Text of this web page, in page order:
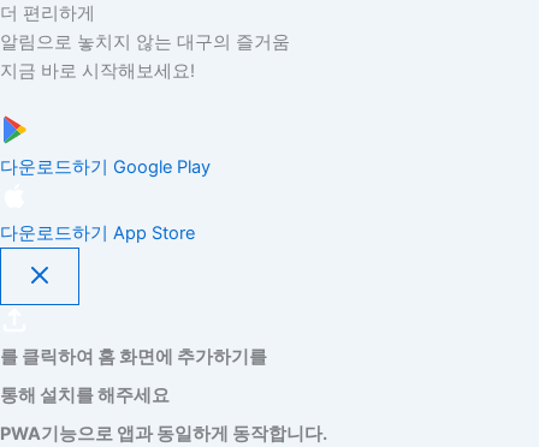
더 편리하게
알림으로 놓치지 않는 대구의 즐거움
지금 바로 시작해보세요!
다운로드하기 Google Play
다운로드하기 App Store
를 클릭하여 홈 화면에 추가하기를
통해 설치를 해주세요
PWA기능으로 앱과 동일하게 동작합니다.